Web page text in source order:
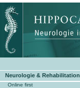
Neurologie & Rehabilitation
Online first